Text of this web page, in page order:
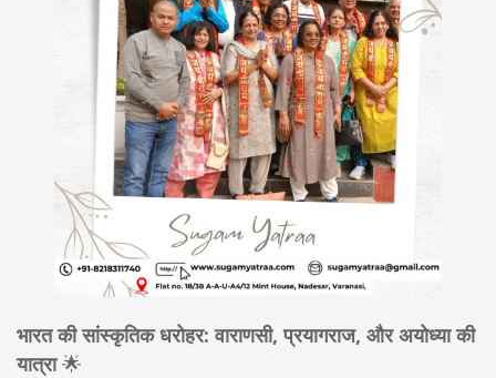
भारत की सांस्कृतिक धरोहर: वाराणसी, प्रयागराज, और अयोध्या की
यात्रा🌟